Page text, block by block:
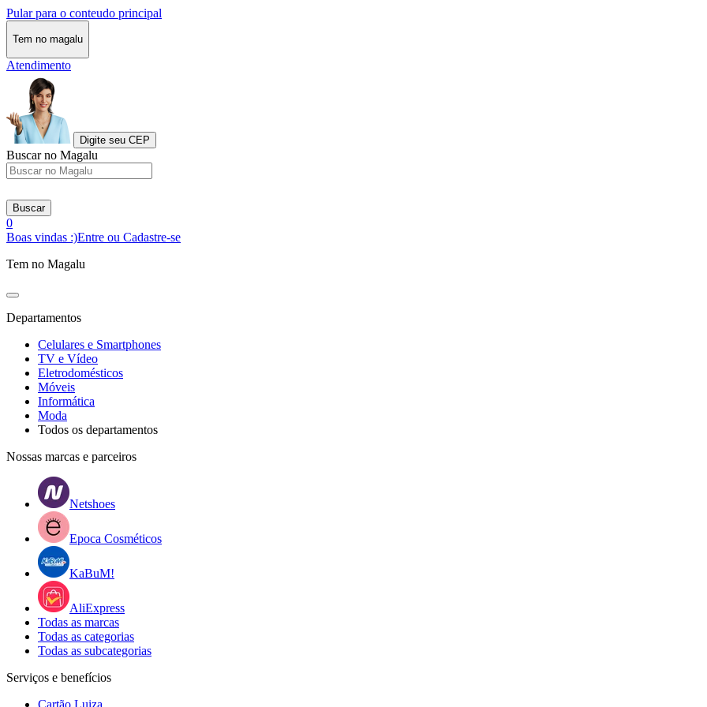
Pular para o conteudo principal
Tem no magalu
Atendimento
Digite seu CEP
Buscar no Magalu
Buscar
0
Boas vindas :)Entre ou Cadastre-se
Tem no Magalu
Departamentos
Celulares e Smartphones
TV e Vídeo
Eletrodomésticos
Móveis
Informática
Moda
Todos os departamentos
Nossas marcas e parceiros
Netshoes
Epoca Cosméticos
KaBuM!
AliExpress
Todas as marcas
Todas as categorias
Todas as subcategorias
Serviços e benefícios
Cartão Luiza